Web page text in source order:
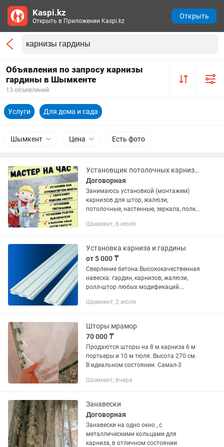
Объявления по запросу карнизы
гардины в Шымкенте
13 объявлений
Услуги Для дома и сада
Шымкент Цена Есть фото
Установщик потолочных карнизов,гардин, зеркал,полок и т.д. и т.п.
Договорная
Занимаюсь установкой (монтажем)
карнизов для штор, жалюзи,
потолочные, настенные, зеркала, полки,
светильники, розетки , выключатели,
Шымкент, 6 июля
Установка карниза и гардины
от 5 000 ₸
Сверление бетона.Высококачественная
навеска: гардин, карнизов, жалюзи,
ролл-штор любых модификаций.
Навеска шкафов. Установка ванных
Шымкент, 2 июля
Шторы мрамор
70 000 ₸
Продаются шторы на 8 м карниза 6 м
портьеры и 10 м тюля. Высота 270 см.
В идеальном состоянии. Самал-3
Шымкент, вчера
Занавески
Договорная
Занавески на одно окно , с
металлическими кольцами для
карниза, в отличном состоянии
Kaspi.kz
Открыть в Приложении Kaspi.kz
Открыть